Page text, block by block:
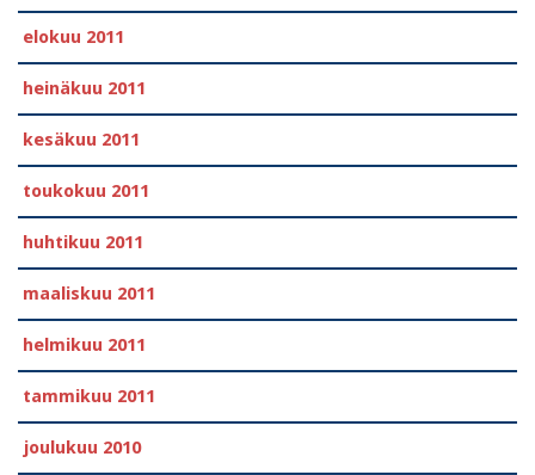
elokuu 2011
heinäkuu 2011
kesäkuu 2011
toukokuu 2011
huhtikuu 2011
maaliskuu 2011
helmikuu 2011
tammikuu 2011
joulukuu 2010